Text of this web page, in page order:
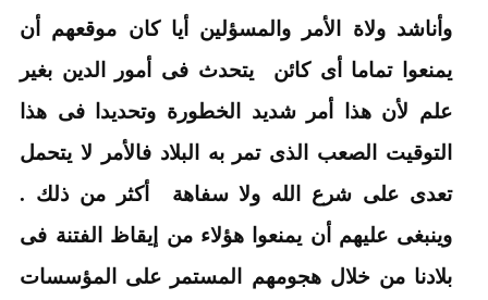
وأناشد ولاة الأمر والمسؤلين أيا كان موقعهم أن
يمنعوا تماما أى كائن يتحدث فى أمور الدين بغير
علم لأن هذا أمر شديد الخطورة وتحديدا فى هذا
التوقيت الصعب الذى تمر به البلاد فالأمر لا يتحمل
تعدى على شرع الله ولا سفاهة أكثر من ذلك .
وينبغى عليهم أن يمنعوا هؤلاء من إيقاظ الفتنة فى
بلادنا من خلال هجومهم المستمر على المؤسسات